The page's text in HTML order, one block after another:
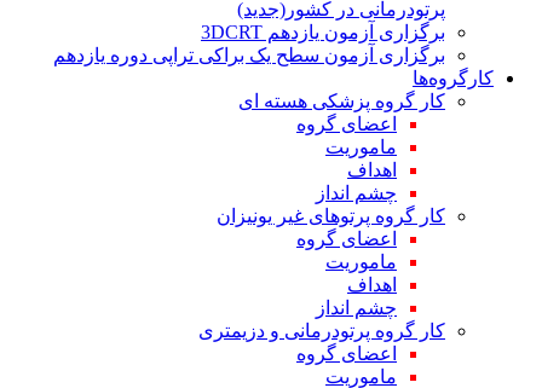
پرتودرمانی در کشور(جدید)
برگزاری آزمون یازدهم 3DCRT
برگزاری آزمون سطح یک براکی تراپی دوره یازدهم
کارگروه‌ها
کار گروه پزشکی هسته ای
اعضای گروه
ماموریت
اهداف
چشم انداز
کار گروه پرتوهای غیر یونیزان
اعضای گروه
ماموریت
اهداف
چشم انداز
کار گروه پرتودرمانی و دزیمتری
اعضای گروه
ماموریت